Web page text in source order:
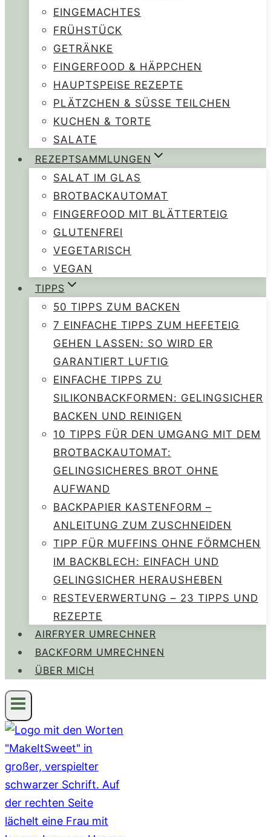
EINGEMACHTES
FRÜHSTÜCK
GETRÄNKE
FINGERFOOD & HÄPPCHEN
HAUPTSPEISE REZEPTE
PLÄTZCHEN & SÜSSE TEILCHEN
KUCHEN & TORTE
SALATE
REZEPTSAMMLUNGEN
SALAT IM GLAS
BROTBACKAUTOMAT
FINGERFOOD MIT BLÄTTERTEIG
GLUTENFREI
VEGETARISCH
VEGAN
TIPPS
50 TIPPS ZUM BACKEN
7 EINFACHE TIPPS ZUM HEFETEIG
GEHEN LASSEN: SO WIRD ER
GARANTIERT LUFTIG
EINFACHE TIPPS ZU
SILIKONBACKFORMEN: GELINGSICHER
BACKEN UND REINIGEN
10 TIPPS FÜR DEN UMGANG MIT DEM
BROTBACKAUTOMAT:
GELINGSICHERES BROT OHNE
AUFWAND
BACKPAPIER KASTENFORM –
ANLEITUNG ZUM ZUSCHNEIDEN
TIPP FÜR MUFFINS OHNE FÖRMCHEN
IM BACKBLECH: EINFACH UND
GELINGSICHER HERAUSHEBEN
RESTEVERWERTUNG – 23 TIPPS UND
REZEPTE
AIRFRYER UMRECHNER
BACKFORM UMRECHNEN
ÜBER MICH